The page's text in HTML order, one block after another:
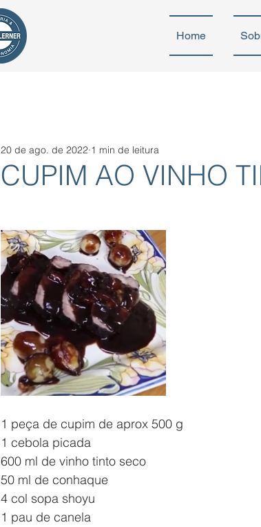
Home
CUPIM AO VINHO
20 de ago. de 2022 1 min de leitura
1 peça de cupim de aprox 500 g
1 cebola picada
600 ml de vinho tinto seco
50 ml de conhaque
4 col sopa shoyu
1 pau de canela